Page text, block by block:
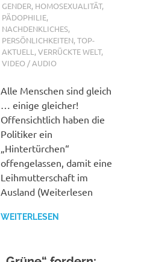
GENDER, HOMOSEXUALITÄT,
PÄDOPHILIE,
NACHDENKLICHES,
PERSÖNLICHKEITEN,TOP-
AKTUELL ,VERRÜCKTE WELT,
VIDEO / AUDIO
Alle Menschen sind gleich
… einige gleicher!
Offensichtlich haben die
Politiker ein
„Hintertürchen“
offengelassen, damit eine
Leihmutterschaft im
Ausland (Weiterlesen
WEITERLESEN